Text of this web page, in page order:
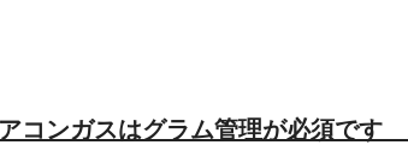
コンガスはグラム管理が必須です